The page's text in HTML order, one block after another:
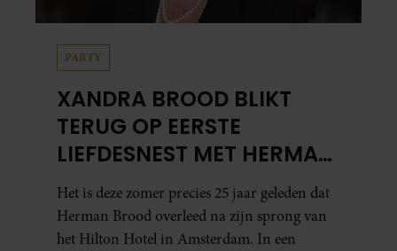
PARTY
XANDRA BROOD BLIKT
TERUG OP EERSTE
LIEFDESNEST MET HERMAN
BROOD: “HIER IS LOLA
GEBOREN”
Het is deze zomer precies 25 jaar geleden dat
Herman Brood overleed na zijn sprong van
het Hilton Hotel in Amsterdam. In een